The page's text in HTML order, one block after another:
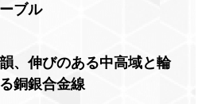
ブル
、伸びのある中高域と輪
銅銀合金線